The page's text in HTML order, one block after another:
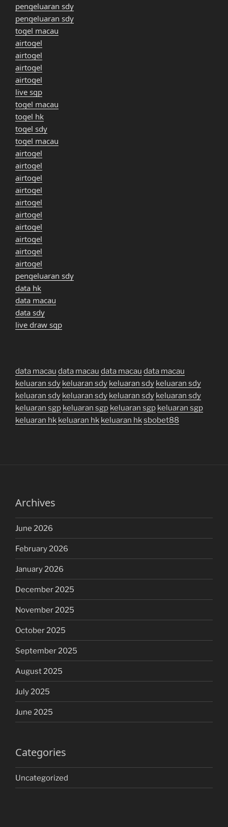
pengeluaran sdy
pengeluaran sdy
togel macau
airtogel
airtogel
airtogel
airtogel
live sgp
togel macau
togel hk
togel sdy
togel macau
airtogel
airtogel
airtogel
airtogel
airtogel
airtogel
airtogel
airtogel
airtogel
airtogel
pengeluaran sdy
data hk
data macau
data sdy
live draw sgp
data macau data macau data macau data macau
keluaran sdy keluaran sdy keluaran sdy keluaran sdy
keluaran sdy keluaran sdy keluaran sdy keluaran sdy
keluaran sgp keluaran sgp keluaran sgp keluaran sgp
keluaran hk keluaran hk keluaran hksbobet88
Archives
June 2026
February 2026
January 2026
December 2025
November 2025
October 2025
September 2025
August 2025
July 2025
June 2025
Categories
Uncategorized